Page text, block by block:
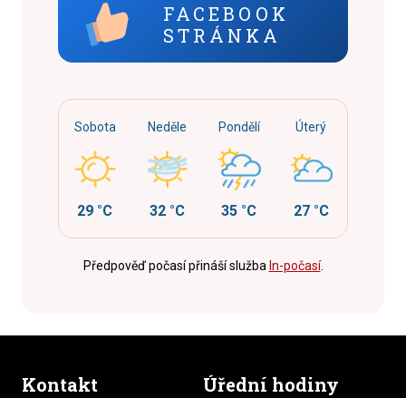
FACEBOOK
STRÁNKA
Sobota
29 °C
Neděle
32 °C
Pondělí
35 °C
Úterý
27 °C
Předpověď počasí přináší služba In-počasí.
Kontakt Úřední hodiny